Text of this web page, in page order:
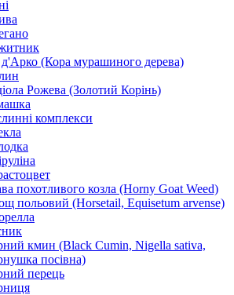
(Кора мурашиного дерева)
Рожева (Золотий Корінь)
комплекси
похотливого козла (Horny Goat Weed)
польовий (Horsetail, Equisetum arvense)
кмин (Black Cumin, Nigella sativa,
посівна)
перець